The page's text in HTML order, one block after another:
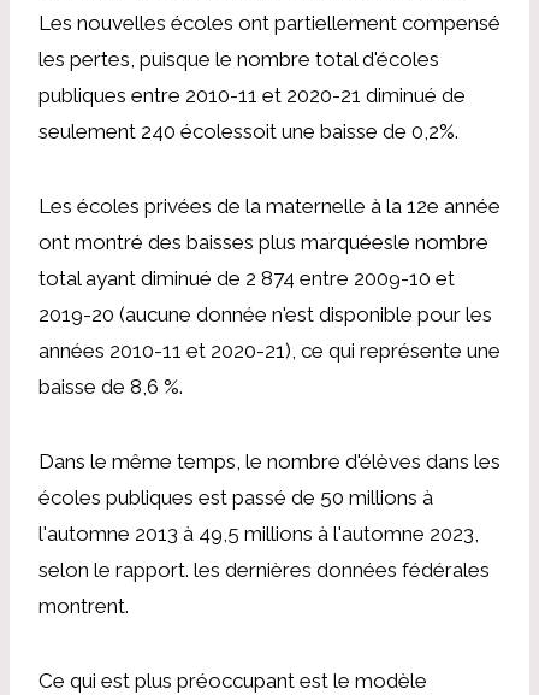
Les nouvelles écoles ont partiellement compensé
les pertes, puisque le nombre total d'écoles
publiques entre 2010-11 et 2020-21 diminué de
seulement 240 écolessoit une baisse de 0,2%.
Les écoles privées de la maternelle à la 12e année
ont montré des baisses plus marquéesle nombre
total ayant diminué de 2 874 entre 2009-10 et
2019-20 (aucune donnée n'est disponible pour les
années 2010-11 et 2020-21), ce qui représente une
baisse de 8,6 %.
Dans le même temps, le nombre d'élèves dans les
écoles publiques est passé de 50 millions à
l'automne 2013 à 49,5 millions à l'automne 2023,
selon le rapport. les dernières données fédérales
montrent.
Ce qui est plus préoccupant est le modèle